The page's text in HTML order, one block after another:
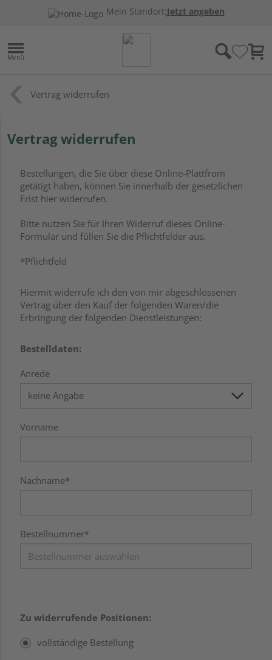
Mein Standort:Jetzt angeben
Vertrag widerrufen
Vertrag widerrufen
Bestellungen, die Sie über diese Online-Plattfrom
getätigt haben, können Sie innerhalb der gesetzlichen
Frist hier widerrufen.
Bitte nutzen Sie für Ihren Widerruf dieses Online-
Formular und füllen Sie die Pflichtfelder aus.
*Pflichtfeld
Hiermit widerrufe ich den von mir abgeschlossenen
Vertrag über den Kauf der folgenden Waren/die
Erbringung der folgenden Dienstleistungen:
Bestelldaten:
Anrede
Vorname
Nachname*
Bestellnummer*
Zu widerrufende Positionen:
vollständige Bestellung